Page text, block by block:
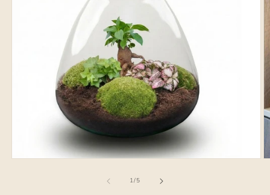
1/van
5